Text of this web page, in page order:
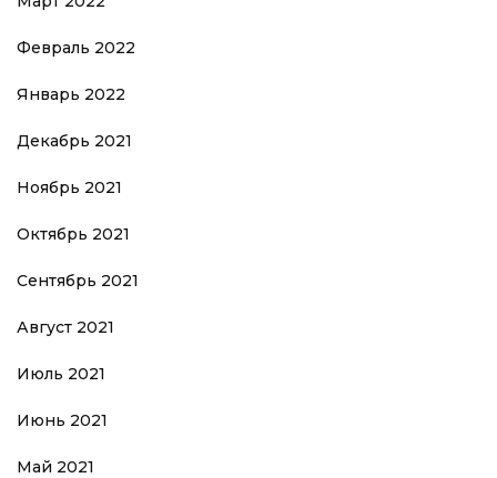
Февраль 2022
Январь 2022
Декабрь 2021
Ноябрь 2021
Октябрь 2021
Сентябрь 2021
Август 2021
Июль 2021
Июнь 2021
Май 2021